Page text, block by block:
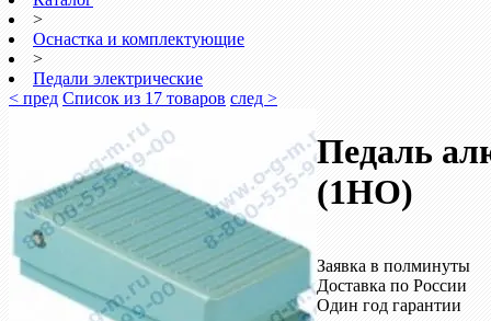
>
Оснастка и комплектующие
>
Педали электрические
< пред Список из 17 товаров след >
Педаль
(1НО)
Заявка в полминуты
Доставка по России
Один год гарантии